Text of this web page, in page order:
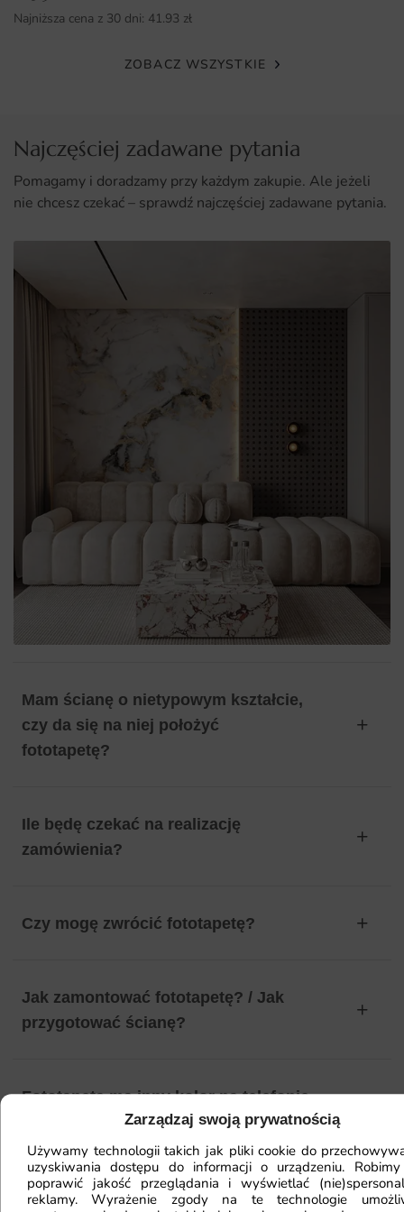
Zarządzaj swoją prywatnością
Używamy technologii takich jak pliki cookie do
uzyskiwania dostępu do informacji o urządzeniu.
poprawić jakość przeglądania i wyświetlać
reklamy. Wyrażenie zgody na te technologie
aplikacji, co sprawia, że jest to idealne rozwiązanie dla
przestrzeń.
na lata.
Łatwy montaż, dostępny dla każdego, niezależnie od
umiejętności.
Najniższa cena z 30 dni: 41.93 zł
ZOBACZ WSZYSTKIE
Najczęściej zadawane pytania
Pomagamy i doradzamy przy każdym zakupie. Ale jeżeli
nie chcesz czekać – sprawdź najczęściej zadawane pytania.
Mam ścianę o nietypowym kształcie,
czy da się na niej położyć
fototapetę?
Ile będę czekać na realizację
zamówienia?
Czy mogę zwrócić fototapetę?
Jak zamontować fototapetę? / Jak
przygotować ścianę?
Fototapeta ma inny kolor na telefonie
a inny na komputerze. Jak sprawdzić
kolor?